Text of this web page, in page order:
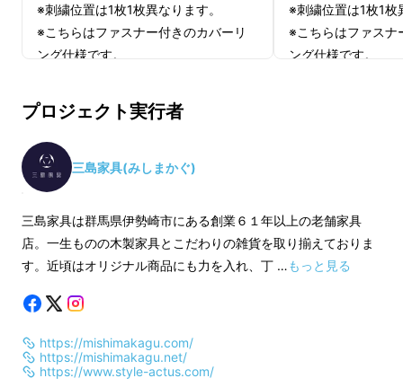
今回は一緒に
座布団に合わせても枕として使えたり、ソファ
やダイニングチェアのどこでも使えます。抱き
かかえるだけで癒されるミニクッションです。
細部にまで拘る京座布団の魅
力
※刺繍位置は1枚1枚異なります。
※こちらはファスナー付きのカバーリ
ング仕様です。
工場の込み具合などにより出荷時期が
遅れる可能性がございます。
※刺繍位置は1枚1枚
※こちらはファスナ
ング仕様です。
プロジェクト実行者
三島家具(みしまかぐ)
三島家具は群馬県伊勢崎市にある創業６１年以上の老舗家具
店。一生ものの木製家具とこだわりの雑貨を取り揃えておりま
す。近頃はオリジナル商品にも力を入れ、丁 …もっと見る
https://mishimakagu.com/
https://mishimakagu.net/
https://www.style-actus.com/